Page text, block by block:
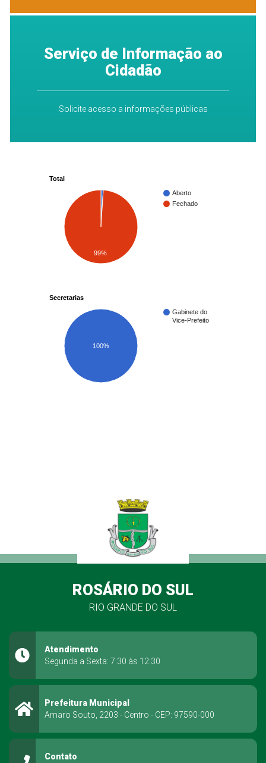
Serviço de Informação ao
Cidadão
Solicite acesso a informações públicas
Total
Aberto
Fechado
99%
Secretarias
Gabinete do
Vice-Prefeito
100%
ROSÁRIO DO SUL
RIO GRANDE DO SUL
Atendimento
Segunda a Sexta: 7:30 às 12:30
Prefeitura Municipal
Amaro Souto, 2203 - Centro - CEP: 97590-000
Contato